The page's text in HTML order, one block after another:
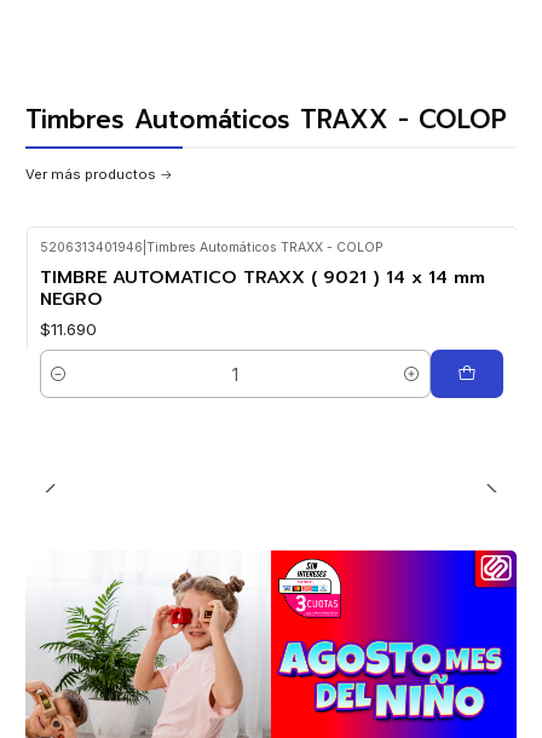
Timbres Automáticos TRAXX - COLOP
Ver más productos
5206313401946 Timbres Automáticos TRAXX - COLOP
TIMBRE AUTOMATICO TRAXX ( 9021 ) 14 x 14 mm
NEGRO
$11.690
Cantidad